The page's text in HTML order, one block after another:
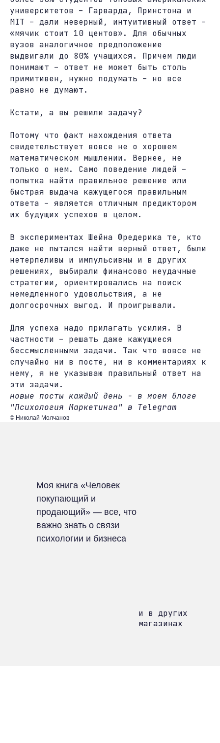
университетов – Гарварда, Принстона и
MIT – дали неверный, интуитивный ответ –
«мячик стоит 10 центов». Для обычных
вузов аналогичное предположение
выдвигали до 80% учащихся. Причем люди
понимают – ответ не может быть столь
примитивен, нужно подумать – но все
равно не думают.
Кстати, а вы решили задачу?
Потому что факт нахождения ответа
свидетельствует вовсе не о хорошем
математическом мышлении. Вернее, не
только о нем. Само поведение людей –
попытка найти правильное решение или
быстрая выдача кажущегося правильным
ответа – является отличным предиктором
их будущих успехов в целом.
В экспериментах Шейна Фредерика те, кто
даже не пытался найти верный ответ, были
нетерпеливы и импульсивны и в других
решениях, выбирали финансово неудачные
стратегии, ориентировались на поиск
немедленного удовольствия, а не
долгосрочных выгод. И проигрывали.
Для успеха надо прилагать усилия. В
частности – решать даже кажущиеся
бессмысленными задачи. Так что вовсе не
случайно ни в посте, ни в комментариях к
нему, я не указываю правильный ответ на
эти задачи.
новые посты каждый день - в моем блоге
"Психология Маркетинга" в Telegram
© Николай Молчанов
Моя книга «Человек
покупающий и
продающий» — все, что
важно знать о связи
психологии и бизнеса
и в других
магазинах